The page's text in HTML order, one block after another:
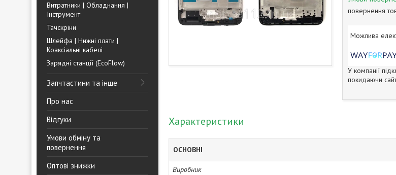
Витратники | Обладнання |
Інструмент
Тачскріни
Шлейфа | Нижні плати |
Коаксіальні кабелі
Зарядні станції (EcoFlow)
Запчтастини та інше
Про нас
Відгуки
Умови обміну та
повернення
Оптові знижки
повернення
У компанії
покидаючи
Характеристики
ОСНОВНІ
Виробник